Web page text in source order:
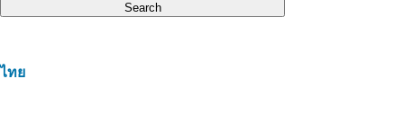
Search
ไทย